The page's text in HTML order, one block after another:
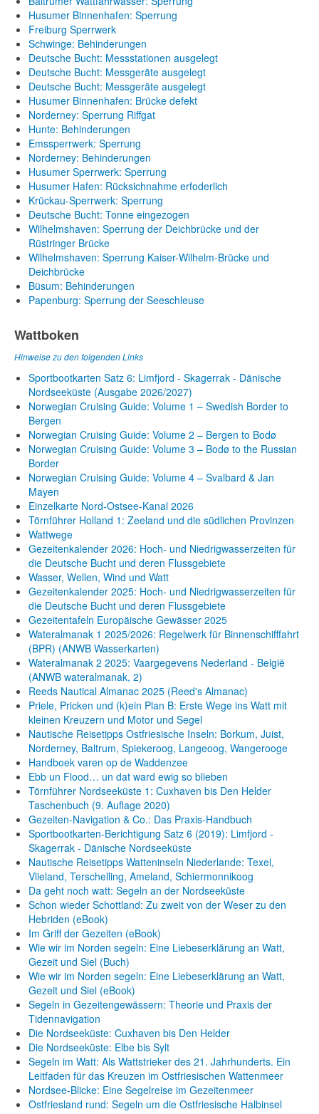
Husumer Binnenhafen: Sperrung
Freiburg Sperrwerk
Schwinge: Behinderungen
Deutsche Bucht: Messstationen ausgelegt
Deutsche Bucht: Messgeräte ausgelegt
Deutsche Bucht: Messgeräte ausgelegt
Husumer Binnenhafen: Brücke defekt
Norderney: Sperrung Riffgat
Hunte: Behinderungen
Emssperrwerk: Sperrung
Norderney: Behinderungen
Husumer Sperrwerk: Sperrung
Husumer Hafen: Rücksichnahme erfoderlich
Krückau-Sperrwerk: Sperrung
Deutsche Bucht: Tonne eingezogen
Wilhelmshaven: Sperrung der Deichbrücke und der
Rüstringer Brücke
Wilhelmshaven: Sperrung Kaiser-Wilhelm-Brücke und
Deichbrücke
Büsum: Behinderungen
Papenburg: Sperrung der Seeschleuse
Wattboken
Hinweise zu den folgenden Links
Sportbootkarten Satz 6: Limfjord - Skagerrak - Dänische
Nordseeküste (Ausgabe 2026/2027)
Norwegian Cruising Guide: Volume 1 – Swedish Border to
Bergen
Norwegian Cruising Guide: Volume 2 – Bergen to Bodø
Norwegian Cruising Guide: Volume 3 – Bodø to the Russian
Border
Norwegian Cruising Guide: Volume 4 – Svalbard & Jan
Mayen
Einzelkarte Nord-Ostsee-Kanal 2026
Törnführer Holland 1: Zeeland und die südlichen Provinzen
Wattwege
Gezeitenkalender 2026: Hoch- und Niedrigwasserzeiten für
die Deutsche Bucht und deren Flussgebiete
Wasser, Wellen, Wind und Watt
Gezeitenkalender 2025: Hoch- und Niedrigwasserzeiten für
die Deutsche Bucht und deren Flussgebiete
Gezeitentafeln Europäische Gewässer 2025
Wateralmanak 1 2025/2026: Regelwerk für Binnenschifffahrt
(BPR) (ANWB Wasserkarten)
Wateralmanak 2 2025: Vaargegevens Nederland - België
(ANWB wateralmanak, 2)
Reeds Nautical Almanac 2025 (Reed's Almanac)
Priele, Pricken und (k)ein Plan B: Erste Wege ins Watt mit
kleinen Kreuzern und Motor und Segel
Nautische Reisetipps Ostfriesische Inseln: Borkum, Juist,
Norderney, Baltrum, Spiekeroog, Langeoog, Wangerooge
Handboek varen op de Waddenzee
Ebb un Flood… un dat ward ewig so blieben
Törnführer Nordseeküste 1: Cuxhaven bis Den Helder
Taschenbuch (9. Auflage 2020)
Gezeiten-Navigation & Co.: Das Praxis-Handbuch
Sportbootkarten-Berichtigung Satz 6 (2019): Limfjord -
Skagerrak - Dänische Nordseeküste
Nautische Reisetipps Watteninseln Niederlande: Texel,
Vlieland, Terschelling, Ameland, Schiermonnikoog
Da geht noch watt: Segeln an der Nordseeküste
Schon wieder Schottland: Zu zweit von der Weser zu den
Hebriden (eBook)
Im Griff der Gezeiten (eBook)
Wie wir im Norden segeln: Eine Liebeserklärung an Watt,
Gezeit und Siel (Buch)
Wie wir im Norden segeln: Eine Liebeserklärung an Watt,
Gezeit und Siel (eBook)
Segeln in Gezeitengewässern: Theorie und Praxis der
Tidennavigation
Die Nordseeküste: Cuxhaven bis Den Helder
Die Nordseeküste: Elbe bis Sylt
Segeln im Watt: Als Wattstrieker des 21. Jahrhunderts. Ein
Leitfaden für das Kreuzen im Ostfriesischen Wattenmeer
Nordsee-Blicke: Eine Segelreise im Gezeitenmeer
Ostfriesland rund: Segeln um die Ostfriesische Halbinsel